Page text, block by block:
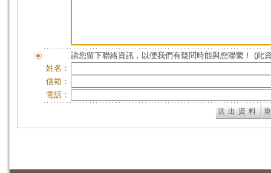
請您留下聯絡資訊，以便我們有疑問時能與您聯繫！ (此
姓名：
信箱：
電話：